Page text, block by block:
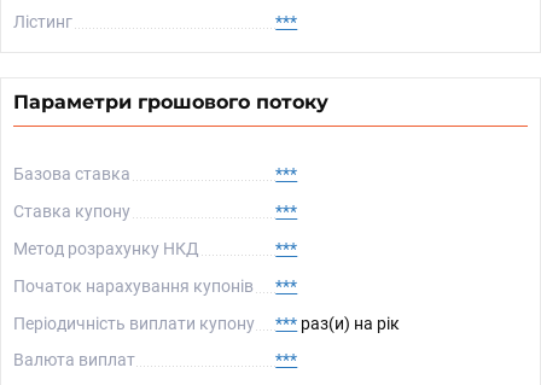
Лістинг ***
Параметри грошового потоку
Базова ставка
***
Ставка купону
***
Метод розрахунку НКД
***
Початок нарахування купонів
***
Періодичність виплати купону
*** раз(и) на рік
Валюта виплат
***